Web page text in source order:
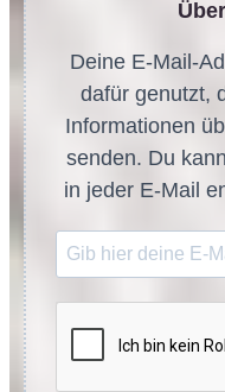
Deine E-Mail-
dafür genutzt,
Informationen
senden. Du
in jeder E-Mail